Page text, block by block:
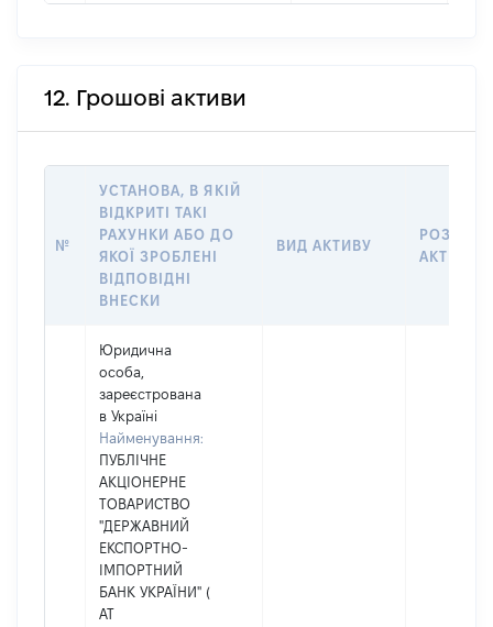
12. Грошові активи
№
УСТАНОВА, В ЯКІЙ
ВІДКРИТІ ТАКІ
РАХУНКИ АБО ДО
ЯКОЇ ЗРОБЛЕНІ
ВІДПОВІДНІ
ВНЕСКИ
ВИД АКТИВУ
РОЗМІР
АКТИВУ
Юридична
особа,
зареєстрована
в Україні
Найменування:
ПУБЛІЧНЕ
АКЦІОНЕРНЕ
ТОВАРИСТВО
"ДЕРЖАВНИЙ
ЕКСПОРТНО-
ІМПОРТНИЙ
БАНК УКРАЇНИ" (
АТ